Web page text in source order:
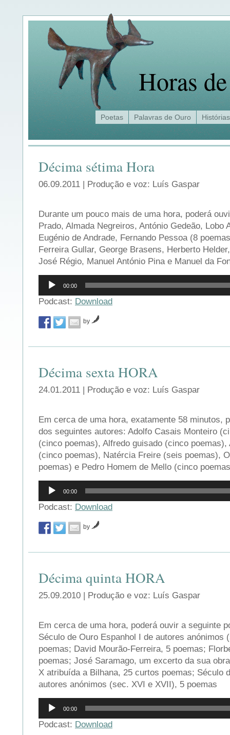
Horas
Poetas Palavras de Ouro Histórias
Décima sétima Hora
06.09.2011 | Produção e voz: Luís Gaspar
Durante um pouco mais de uma hora, poderá
Prado, Almada Negreiros, António Gedeão, Lobo
Eugénio de Andrade, Fernando Pessoa (8
Ferreira Gullar, George Brasens, Herberto
José Régio, Manuel António Pina e Manuel da
Reprodutor
áudio
00:00
Podcast: Download
by
Décima sexta HORA
24.01.2011 | Produção e voz: Luís Gaspar
Em cerca de uma hora, exatamente 58 minutos,
dos seguintes autores: Adolfo Casais Monteiro
(cinco poemas), Alfredo guisado (cinco poemas),
(cinco poemas), Natércia Freire (seis poemas),
poemas) e Pedro Homem de Mello (cinco
Reprodutor
áudio
00:00
Podcast: Download
by
Décima quinta HORA
25.09.2010 | Produção e voz: Luís Gaspar
Em cerca de uma hora, poderá ouvir a seguinte
Século de Ouro Espanhol I de autores anónimos
poemas; David Mourão-Ferreira, 5 poemas;
poemas; José Saramago, um excerto da sua
X atribuída a Bilhana, 25 curtos poemas; Século
autores anónimos (sec. XVI e XVII), 5 poemas
Reprodutor
áudio
00:00
Podcast: Download